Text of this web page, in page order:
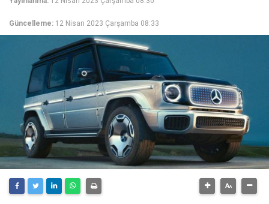
Güncelleme: 12 Nisan 2023 Çarşamba 08:33